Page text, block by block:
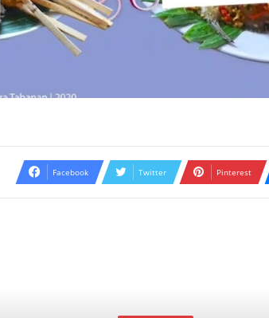
Facebook Twitter Pinterest